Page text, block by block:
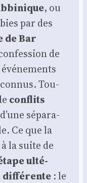
, ou
par des
de Bar
de
Tou­
conflits
sépa­ra­
Ce que la
la suite de
ulté­
dif­fé­rente : le